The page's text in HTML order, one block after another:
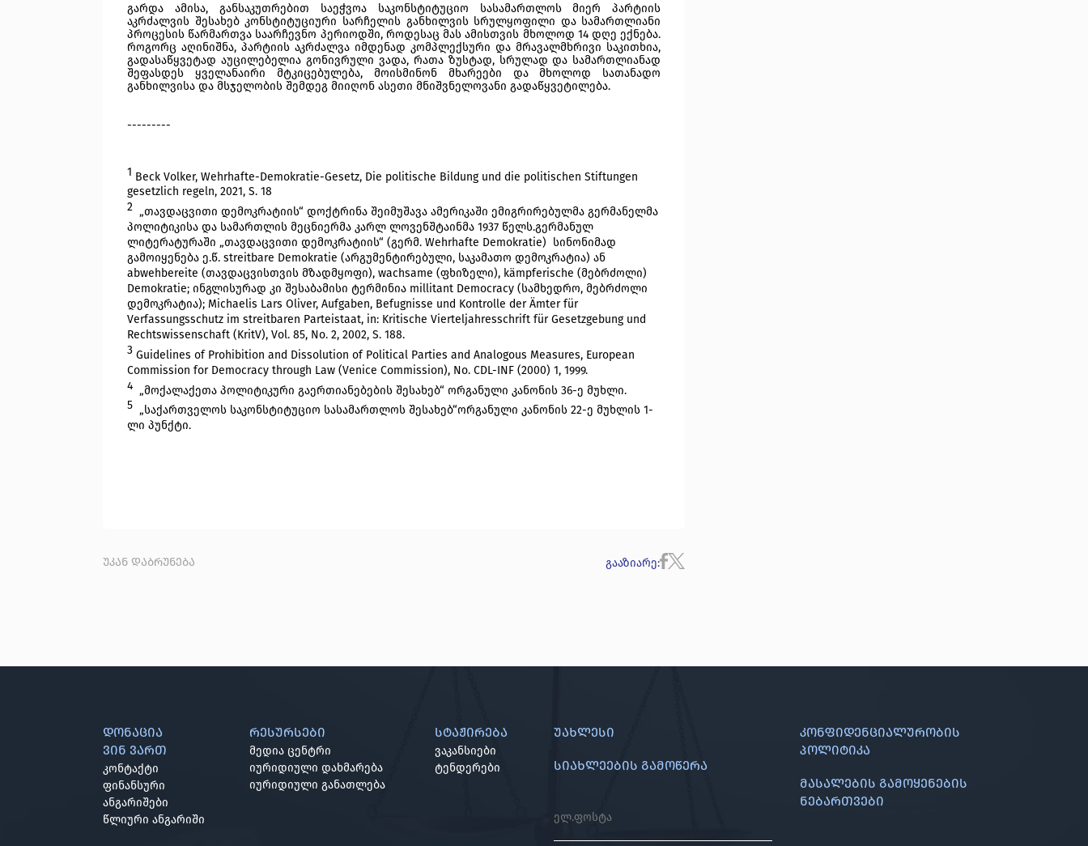
გარდა ამისა, განსაკუთრებით საეჭვოა საკონსტიტუციო სასამართლოს მიერ პარტიის
აკრძალვის შესახებ კონსტიტუციური სარჩელის განხილვის სრულყოფილი და სამართლიანი
პროცესის წარმართვა საარჩევნო პერიოდში, როდესაც მას ამისთვის მხოლოდ 14 დღე ექნება.
როგორც აღინიშნა, პარტიის აკრძალვა იმდენად კომპლექსური და მრავალმხრივი საკითხია,
გადასაწყვეტად აუცილებელია გონივრული ვადა, რათა ზუსტად, სრულად და სამართლიანად
შეფასდეს ყველანაირი მტკიცებულება, მოისმინონ მხარეები და მხოლოდ სათანადო
განხილვისა და მსჯელობის შემდეგ მიიღონ ასეთი მნიშვნელოვანი გადაწყვეტილება.
---------
1 Beck Volker, Wehrhafte-Demokratie-Gesetz, Die politische Bildung und die politischen Stiftungen
gesetzlich regeln, 2021, S. 18
2 „თავდაცვითი დემოკრატიის“ დოქტრინა შეიმუშავა ამერიკაში ემიგრირებულმა გერმანელმა
პოლიტიკისა და სამართლის მეცნიერმა კარლ ლოვენშტაინმა 1937 წელს.გერმანულ
ლიტერატურაში „თავდაცვითი დემოკრატიის“ (გერმ. Wehrhafte Demokratie)  სინონიმად
გამოიყენება ე.წ. streitbare Demokratie (არგუმენტირებული, საკამათო დემოკრატია) ან
abwehbereite (თავდაცვისთვის მზადმყოფი), wachsame (ფხიზელი), kämpferische (მებრძოლი)
Demokratie; ინგლისურად კი შესაბამისი ტერმინია millitant Democracy (სამხედრო, მებრძოლი
დემოკრატია); Michaelis Lars Oliver, Aufgaben, Befugnisse und Kontrolle der Ämter für
Verfassungsschutz im streitbaren Parteistaat, in: Kritische Vierteljahresschrift für Gesetzgebung und
Rechtswissenschaft (KritV), Vol. 85, No. 2, 2002, S. 188.
3 Guidelines of Prohibition and Dissolution of Political Parties and Analogous Measures, European
Commission for Democracy through Law (Venice Commission), No. CDL-INF (2000) 1, 1999.
4 „მოქალაქეთა პოლიტიკური გაერთიანებების შესახებ“ ორგანული კანონის 36-ე მუხლი.
5 „საქართველოს საკონსტიტუციო სასამართლოს შესახებ“ორგანული კანონის 22-ე მუხლის 1-
ლი პუნქტი.
უკან დაბრუნება გააზიარე:
დონაცია
ვინ ვართ
კონტაქტი
ფინანსური
ანგარიშები
წლიური ანგარიში
რესურსები
მედია ცენტრი
იურიდიული დახმარება
იურიდიული განათლება
სტაჟირება
ვაკანსიები
ტენდერები
უახლესი
სიახლეების გამოწერა
კონფიდენციალურობის
პოლიტიკა
მასალების გამოყენების
ნებართვები